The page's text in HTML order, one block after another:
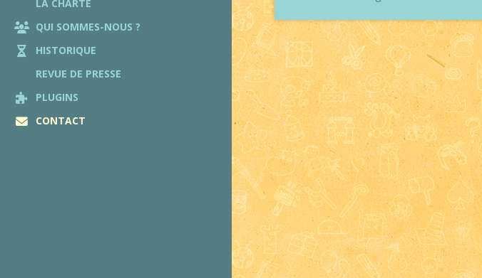
LA CHARTE
QUI SOMMES-NOUS ?
HISTORIQUE
REVUE DE PRESSE
PLUGINS
CONTACT